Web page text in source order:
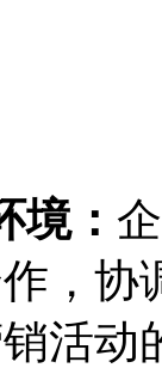
境：
，
活动